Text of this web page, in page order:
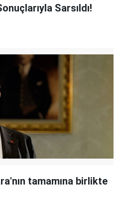
Sarsıldı!
tamamına birlikte